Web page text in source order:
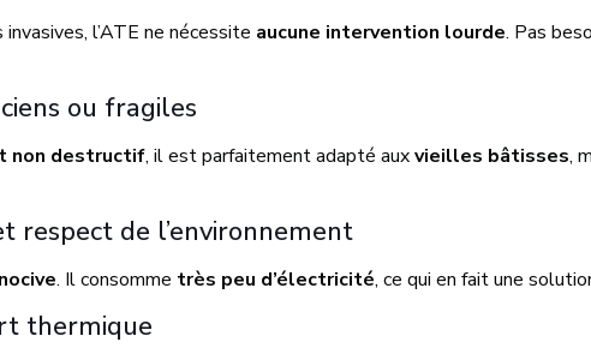
l’ATE ne nécessite aucune intervention lourde. Pas
ou fragiles
non destructif, il est parfaitement adapté auxvieilles bâtisses,
respect de l’environnement
. Il consomme très peu d’électricité, ce qui en fait une
thermique